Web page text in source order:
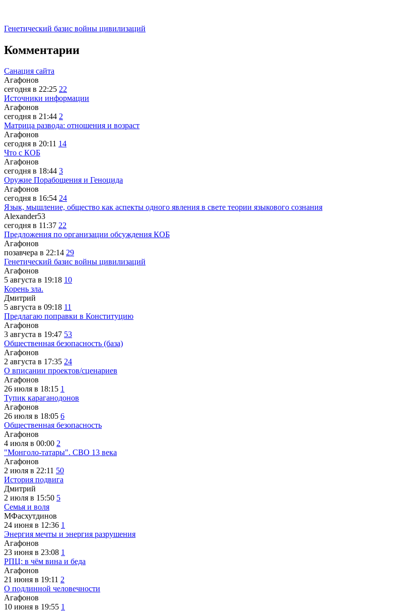
Генетический базис войны цивилизаций
Комментарии
Санация сайта
Агафонов
сегодня в 22:25 22
Источники информации
Агафонов
сегодня в 21:44 2
Матрица развода: отношения и возраст
Агафонов
сегодня в 20:11 14
Что с КОБ
Агафонов
сегодня в 18:44 3
Оружие Порабощения и Геноцида
Агафонов
сегодня в 16:54 24
Язык, мышление, общество как аспекты одного явления в свете теории языкового сознания
Alexander53
сегодня в 11:37 22
Предложения по организации обсуждения КОБ
Агафонов
позавчера в 22:14 29
Генетический базис войны цивилизаций
Агафонов
5 августа в 19:18 10
Корень зла.
Дмитрий
5 августа в 09:18 11
Предлагаю поправки в Конституцию
Агафонов
3 августа в 19:47 53
Общественная безопасность (база)
Агафонов
2 августа в 17:35 24
О вписании проектов/сценариев
Агафонов
26 июля в 18:15 1
Тупик караганодонов
Агафонов
26 июля в 18:05 6
Общественная безопасность
Агафонов
4 июля в 00:00 2
"Монголо-татары". СВО 13 века
Агафонов
2 июля в 22:11 50
История подвига
Дмитрий
2 июля в 15:50 5
Семья и воля
МФасхутдинов
24 июня в 12:36 1
Энергия мечты и энергия разрушения
Агафонов
23 июня в 23:08 1
РПЦ: в чём вина и беда
Агафонов
21 июня в 19:11 2
О подлинной человечности
Агафонов
10 июня в 19:55 1